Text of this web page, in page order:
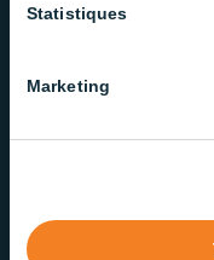
Statistiques
Marketing
qualité, notre
Contactez